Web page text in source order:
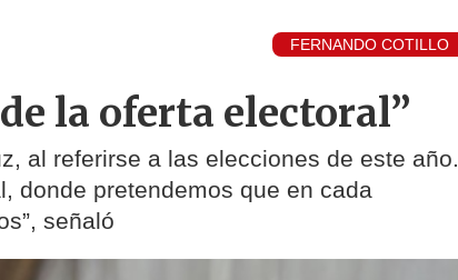
FERNANDO COTILLO
la oferta electoral”
al referirse a las elecciones de este año.
donde pretendemos que en cada
señaló